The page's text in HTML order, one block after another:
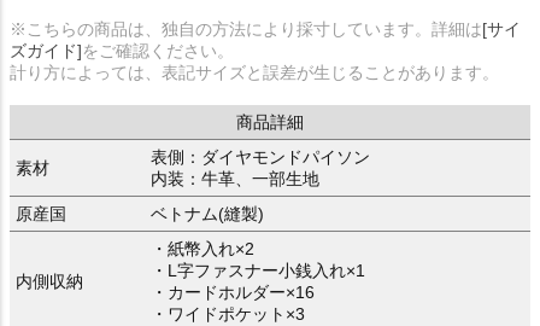
※こちらの商品は、独自の方法により採寸しています。詳細は[サイ
ズガイド]をご確認ください。
計り方によっては、表記サイズと誤差が生じることがあります。
商品詳細
素材
表側：ダイヤモンドパイソン
内装：牛革、一部生地
原産国
ベトナム(縫製)
内側収納
・紙幣入れ×2
・L字ファスナー小銭入れ×1
・カードホルダー×16
・ワイドポケット×3